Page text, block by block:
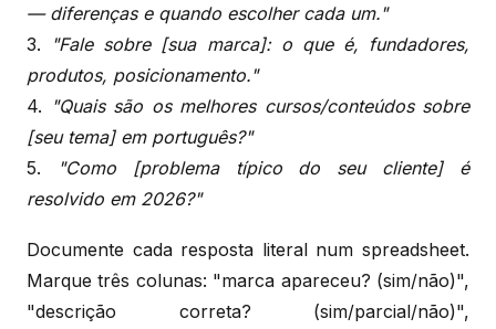
— diferenças e quando escolher cada um."
3.
"Fale sobre [sua marca]: o que é, fundadores,
produtos, posicionamento."
4. "Quais são os melhores cursos/conteúdos sobre
[seu tema] em português?"
5.
"Como [problema típico do seu cliente] é
resolvido em 2026?"
Documente cada resposta literal num spreadsheet.
Marque três colunas: "marca apareceu? (sim/não)",
"descrição correta? (sim/parcial/não)",